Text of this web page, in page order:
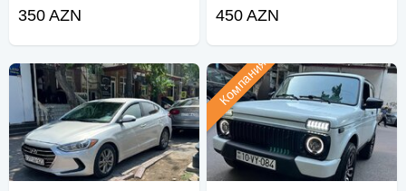
невесты
350 AZN 450 AZN
Компания